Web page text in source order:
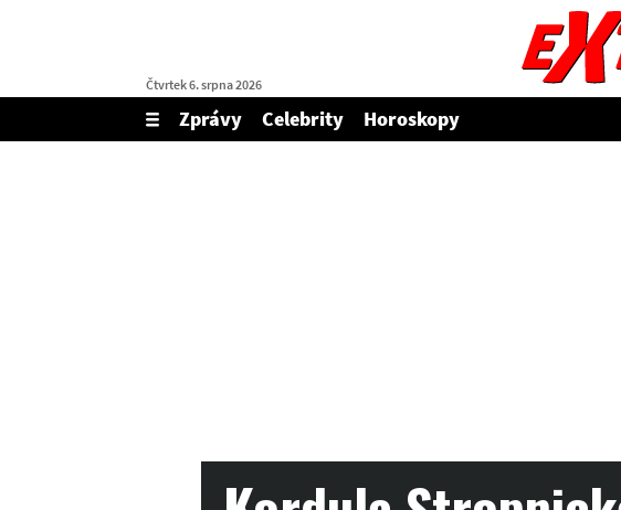
Čtvrtek 6. srpna 2026
Zobrazit/skrýt
menu
Zprávy Celebrity
Horoskopy